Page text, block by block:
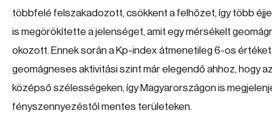
többfelé felszakadozott, csökkent a felhőzet, így több
is megörökítette a jelenséget, amit egy mérsékelt
okozott. Ennek során a Kp-index átmenetileg 6-os értéket
geomágneses aktivitási szint már elegendő ahhoz, hogy
középső szélességeken, így Magyarországon is
fényszennyezéstől mentes területeken.